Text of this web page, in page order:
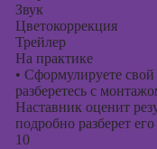
Звук
Цветокоррекция
Трейлер
На практике
• Сформулируете
разберетесь с
Наставник оценит
подробно разберет
10